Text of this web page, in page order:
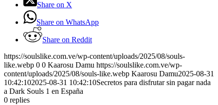
Share on X
Share on WhatsApp
Share on Reddit
https://soulslike.com.ve/wp-content/uploads/2025/08/souls-
like.webp 0 0 Kaarosu Damu https://soulslike.com.ve/wp-
content/uploads/2025/08/souls-like.webp Kaarosu Damu2025-08-31
10:42:102025-08-31 10:42:10Secretos para disfrutar sin pagar nada
a Dark Souls 1 en España
0 replies